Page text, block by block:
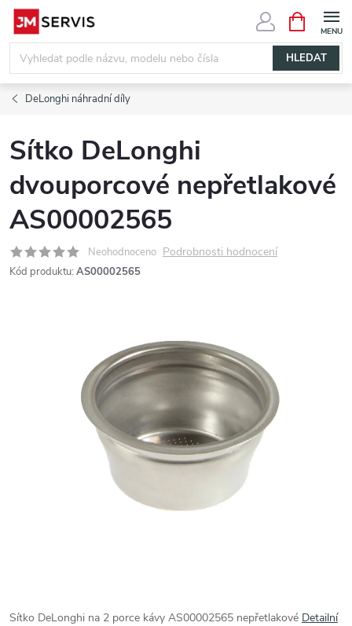
Přejít
obsah
HLEDAT
NÁKUPNÍ
KOŠÍK
DeLonghi náhradní díly
Sítko DeLonghi
dvouporcové nepřetlakové
AS00002565
Neohodnoceno Podrobnosti hodnocení
Kód produktu: AS00002565
Sítko DeLonghi na 2 porce kávy AS00002565 nepřetlakové Detailní